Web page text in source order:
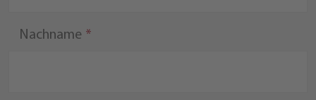
Nachname